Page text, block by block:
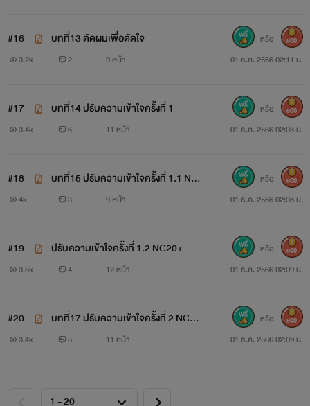
#16 บทที่13 ตัดผมเพื่อตัดใจ
3.2k 2 9 หน้า 01 ธ.ค. 2566 02:11 น.
หรือ 600
#17 บทที่14 ปรับความเข้าใจครั้งที่ 1
3.4k 6 11 หน้า 01 ธ.ค. 2566 02:08 น.
หรือ 600
#18
บทที่15 ปรับความเข้าใจครั้งที่ 1.1 NC2
0+ ประกาศกิจกรรมแจกหนังสือ
4k 3 9 หน้า 01 ธ.ค. 2566 02:08 น.
หรือ 600
#19 ปรับความเข้าใจครั้งที่ 1.2 NC20+
3.5k 4 12 หน้า 01 ธ.ค. 2566 02:09 น.
หรือ 600
#20
บทที่17 ปรับความเข้าใจครั้งที่ 2 NC20
3.4k 5 11 หน้า 01 ธ.ค. 2566 02:09 น.
หรือ 600